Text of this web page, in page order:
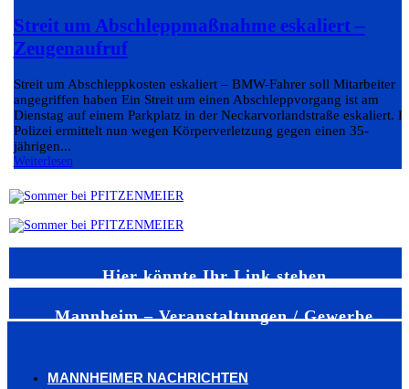
Streit um Abschleppmaßnahme eskaliert –
Zeugenaufruf
Streit um Abschleppkosten eskaliert – BMW-Fahrer soll Mitarbeiter
angegriffen haben Ein Streit um einen Abschleppvorgang ist am
Dienstag auf einem Parkplatz in der Neckarvorlandstraße eskaliert.
Polizei ermittelt nun wegen Körperverletzung gegen einen 35-
jährigen...
Weiterlesen
Hier könnte Ihr Link stehen
Mannheim – Veranstaltungen / Gewerbe
MANNHEIMER NACHRICHTEN